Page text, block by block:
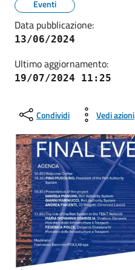
Eventi
Data pubblicazione:
13/06/2024
Ultimo aggiornamento:
19/07/2024 11:25
Condividi Vedi azioni